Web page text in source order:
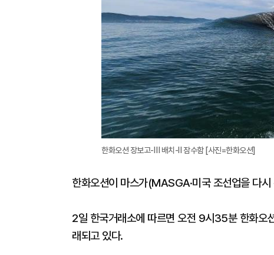
한화오션 장보고-Ⅲ 배치-Ⅱ 잠수함 [사진=한화오션]
한화오션이 마스가(MASGA·미국 조선업을 다
2일 한국거래소에 따르면 오전 9시35분 한화
래되고 있다.